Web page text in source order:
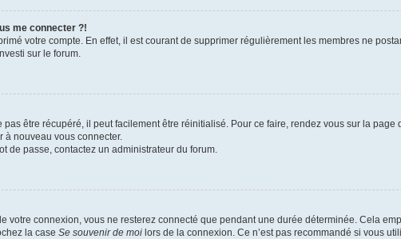
me connecter ?!
votre compte. En effet, il est courant de supprimer régulièrement les membres ne
sur le forum.
être récupéré, il peut facilement être réinitialisé. Pour ce faire, rendez vous sur la
à nouveau vous connecter.
de passe, contactez un administrateur du forum.
votre connexion, vous ne resterez connecté que pendant une durée déterminée. Cela
la case Se souvenir de moi lors de la connexion. Ce n’est pas recommandé si vous